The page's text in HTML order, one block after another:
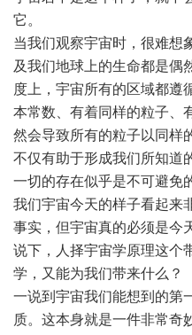
它。
当我们观察宇宙时，很难想
及我们地球上的生命都是偶
度上，宇宙所有的区域都遵
本常数、有着同样的粒子、
然会导致所有的粒子以同样
不仅有助于形成我们所知道
一切的存在似乎是不可避免
我们宇宙今天的样子看起来
事实，但宇宙真的必须是今
说下，人择宇宙学原理这个
学，又能为我们带来什么？
一说到宇宙我们能想到的第
质。这本身就是一件非常奇